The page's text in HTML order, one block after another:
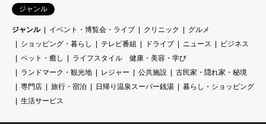
ジャンル
ジャンル イベント・博覧会・ライブ クリニック
グルメ
ショッピング・暮らし
テレビ番組 ドライブ ニュース
ビジネス
ペット・癒し
ライフスタイル 健康・美容・学び
ランドマーク・観光地
レジャー 公共施設
古民家・隠れ家・秘境
専門店
旅行・宿泊 日帰り温泉スーパー銭湯
暮らし・ショッピング
生活サービス